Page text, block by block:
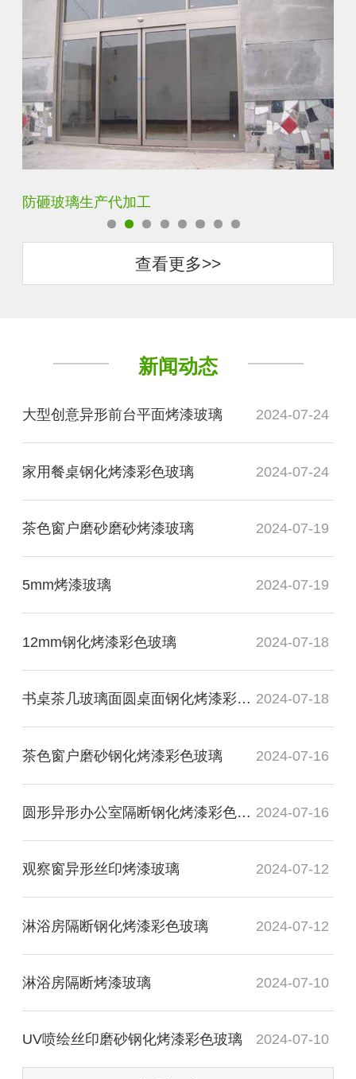
查看更多>>
新闻动态
大型创意异形前台平面烤漆玻璃 2024-07-24
家用餐桌钢化烤漆彩色玻璃 2024-07-24
茶色窗户磨砂磨砂烤漆玻璃 2024-07-19
5mm烤漆玻璃 2024-07-19
12mm钢化烤漆彩色玻璃 2024-07-18
书桌茶几玻璃面圆桌面钢化烤漆彩色玻璃 2024-07-18
茶色窗户磨砂钢化烤漆彩色玻璃 2024-07-16
圆形异形办公室隔断钢化烤漆彩色玻璃 2024-07-16
观察窗异形丝印烤漆玻璃 2024-07-12
淋浴房隔断钢化烤漆彩色玻璃 2024-07-12
淋浴房隔断烤漆玻璃 2024-07-10
UV喷绘丝印磨砂钢化烤漆彩色玻璃 2024-07-10